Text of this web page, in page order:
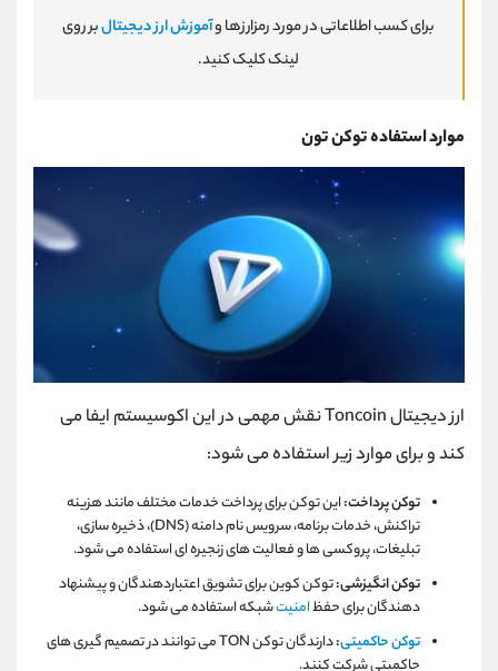
برای کسب اطلاعاتی در مورد رمزارزها وآموزش ارز دیجیتالبر روی
لینک کلیک کنید.
موارد استفاده توکن تون
ارز دیجیتالToncoinنقش مهمی در این اکوسیستم ایفا می
کند و برای موارد زیر استفاده می شود:
توکن پرداخت:این توکن برای پرداخت خدمات مختلف مانند هزینه
تراکنش، خدمات برنامه، سرویس نام دامنه(DNS)، ذخیره سازی،
تبلیغات، پروکسی ها و فعالیت های زنجیره ای استفاده می شود.
توکن انگیزشی:توکن کوین برای تشویق اعتباردهندگان و پیشنهاد
دهندگان برای حفظامنیتشبکه استفاده می شود.
توکن حاکمیتی:دارندگان توکنTONمی توانند در تصمیم گیری های
حاکمیتی شرکت کنند.